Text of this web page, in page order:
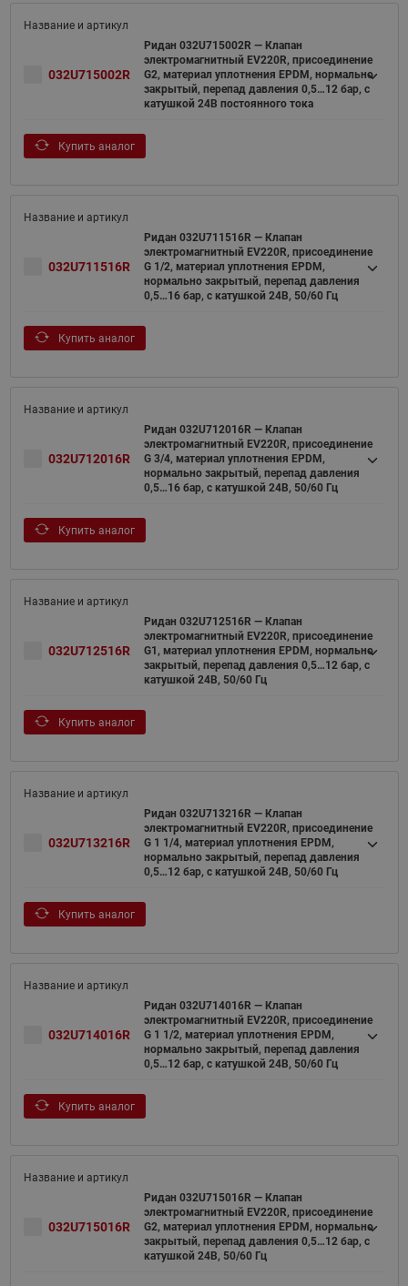
032U715002R
Ридан 032U715002R — Клапан
электромагнитный EV220R, присоединение
G2, материал уплотнения EPDM, нормально
закрытый, перепад давления 0,5…12 бар, с
катушкой 24В постоянного тока
Купить аналог
032U711516R
Ридан 032U711516R — Клапан
электромагнитный EV220R, присоединение
G 1/2, материал уплотнения EPDM,
нормально закрытый, перепад давления
0,5…16 бар, с катушкой 24В, 50/60 Гц
Купить аналог
032U712016R
Ридан 032U712016R — Клапан
электромагнитный EV220R, присоединение
G 3/4, материал уплотнения EPDM,
нормально закрытый, перепад давления
0,5…16 бар, с катушкой 24В, 50/60 Гц
Купить аналог
032U712516R
Ридан 032U712516R — Клапан
электромагнитный EV220R, присоединение
G1, материал уплотнения EPDM, нормально
закрытый, перепад давления 0,5…12 бар, с
катушкой 24В, 50/60 Гц
Купить аналог
032U713216R
Ридан 032U713216R — Клапан
электромагнитный EV220R, присоединение
G 1 1/4, материал уплотнения EPDM,
нормально закрытый, перепад давления
0,5…12 бар, с катушкой 24В, 50/60 Гц
Купить аналог
032U714016R
Ридан 032U714016R — Клапан
электромагнитный EV220R, присоединение
G 1 1/2, материал уплотнения EPDM,
нормально закрытый, перепад давления
0,5…12 бар, с катушкой 24В, 50/60 Гц
Купить аналог
032U715016R
Ридан 032U715016R — Клапан
электромагнитный EV220R, присоединение
G2, материал уплотнения EPDM, нормально
закрытый, перепад давления 0,5…12 бар, с
катушкой 24В, 50/60 Гц